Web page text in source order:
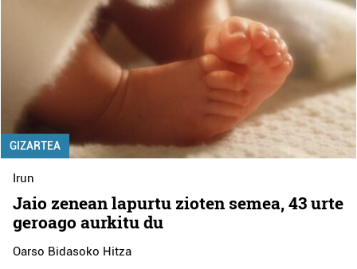
GIZARTEA
Irun
Jaio zenean lapurtu zioten semea, 43 urte
geroago aurkitu du
Oarso Bidasoko Hitza